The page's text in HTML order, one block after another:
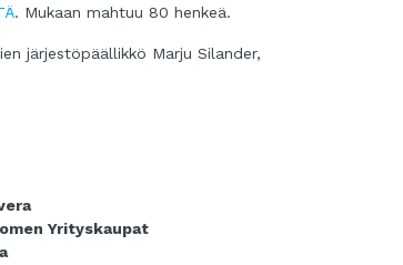
. Mukaan mahtuu 80 henkeä.
järjestöpäällikkö Marju Silander,
Yrityskaupat